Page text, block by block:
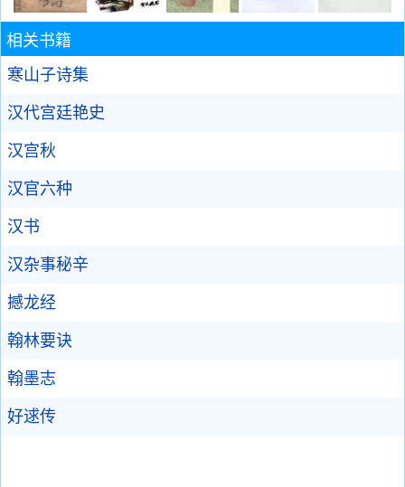
相关书籍
寒山子诗集
汉代宫廷艳史
汉宫秋
汉官六种
汉书
汉杂事秘辛
撼龙经
翰林要诀
翰墨志
好逑传